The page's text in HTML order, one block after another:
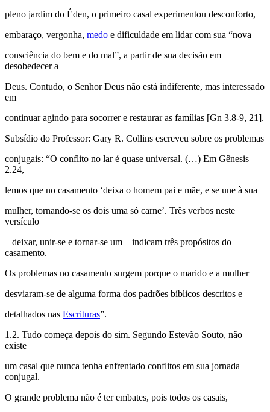
pleno jardim do Éden, o primeiro casal experimentou desconforto,
embaraço, vergonha, medo e dificuldade em lidar com sua “nova
consciência do bem e do mal”, a partir de sua decisão em
desobedecer a
Deus. Contudo, o Senhor Deus não está indiferente, mas interessado
em
continuar agindo para socorrer e restaurar as famílias [Gn 3.8-9, 21].
Subsídio do Professor: Gary R. Collins escreveu sobre os problemas
conjugais: “O conflito no lar é quase universal. (…) Em Gênesis
2.24,
lemos que no casamento ‘deixa o homem pai e mãe, e se une à sua
mulher, tornando-se os dois uma só carne’. Três verbos neste
versículo
– deixar, unir-se e tornar-se um – indicam três propósitos do
casamento.
Os problemas no casamento surgem porque o marido e a mulher
desviaram-se de alguma forma dos padrões bíblicos descritos e
detalhados nas Escrituras”.
1.2. Tudo começa depois do sim. Segundo Estevão Souto, não
existe
um casal que nunca tenha enfrentado conflitos em sua jornada
conjugal.
O grande problema não é ter embates, pois todos os casais,